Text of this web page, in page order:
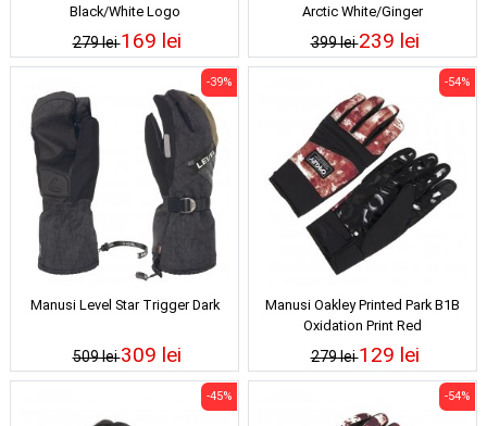
Black/White Logo
279 lei169 lei
Arctic White/Ginger
399 lei239 lei
Manusi Level Star Trigger Dark
509 lei
-39%
309 lei
Manusi Oakley Printed Park B1B
Oxidation Print Red
279 lei
-54%
129 lei
-45% -54%